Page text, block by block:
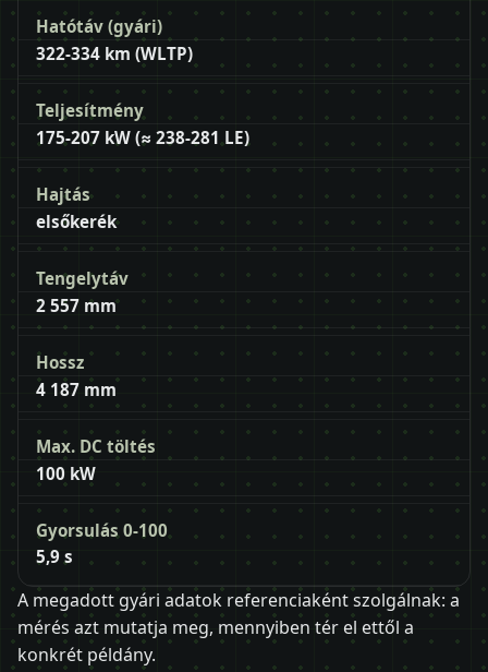
Hatótáv (gyári)
322-334 km (WLTP)
Teljesítmény
175-207 kW (≈ 238-281 LE)
Hajtás
elsőkerék
Tengelytáv
2 557 mm
Hossz
4 187 mm
Max. DC töltés
100 kW
Gyorsulás 0-100
5,9 s
A megadott gyári adatok referenciaként szolgálnak: a
mérés azt mutatja meg, mennyiben tér el ettől a
konkrét példány.